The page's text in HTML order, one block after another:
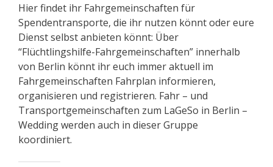
Hier findet ihr Fahrgemeinschaften für
Spendentransporte, die ihr nutzen könnt oder eure
Dienst selbst anbieten könnt: Über
“Flüchtlingshilfe-Fahrgemeinschaften” innerhalb
von Berlin könnt ihr euch immer aktuell im
Fahrgemeinschaften Fahrplan informieren,
organisieren und registrieren. Fahr – und
Transportgemeinschaften zum LaGeSo in Berlin –
Wedding werden auch in dieser Gruppe
koordiniert.